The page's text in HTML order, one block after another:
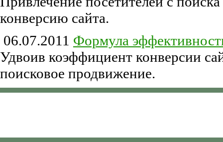
конверсию сайта.
06.07.2011 Формула
Удвоив коэффициент конверсии
поисковое продвижение.